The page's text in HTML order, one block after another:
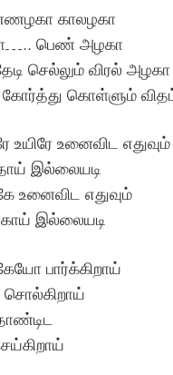
காலழகா
பெண் அழகா
செல்லும் விரல் அழகா
கொள்ளும்
உனைவிட எதுவும்
இல்லையடி
உனைவிட எதுவும்
இல்லையடி
பார்க்கிறாய்